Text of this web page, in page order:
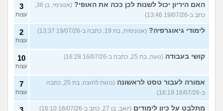
האם היריון יכול לשנות לכן ככה את האופי?
(אנונימי, בן 36,
כתב ב-19/07/26 13:46)
3
עצות
לימודי גיאוגרפיה? (אנונימית, בת 19, כתבה ב-19/07/26 13:37) 2
עצות
קושי בעבודה (נועה, בת 25, כתבה ב-16/07/26 16:28) 10
עצות
אמורה לעבור טסט לראשונה
(נהגת לחוצה, בת 25, כתבה
ב-16/07/26 16:19)
7
עצות
מתלבט על כיון לימודים (יואב, בן 27, כתב ב-16/07/26 16:10)